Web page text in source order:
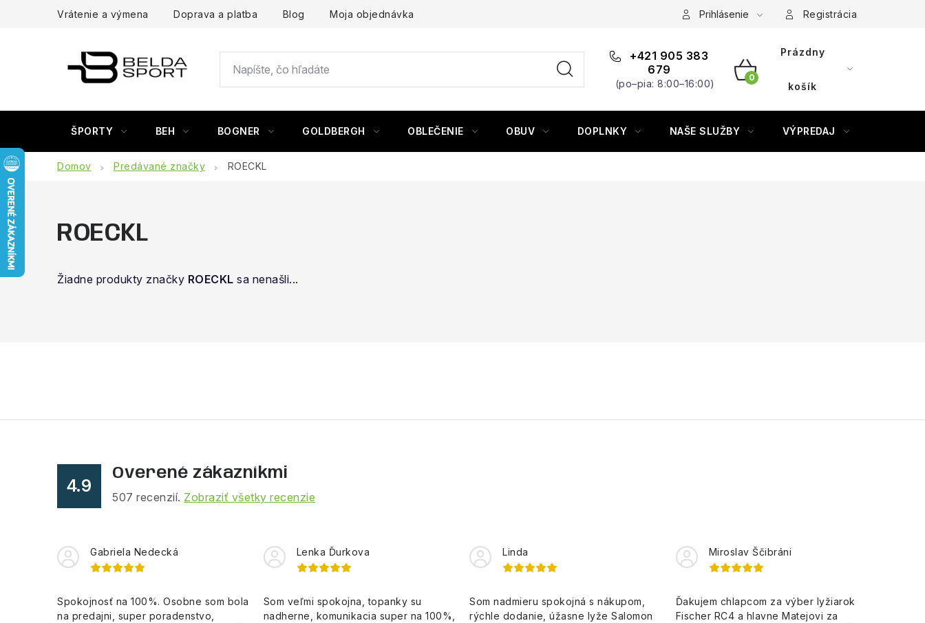
Vrátenie a výmena Doprava a platba Blog Moja objednávka Prihlásenie Registrácia
+421 905 383
679
(po–pia: 8:00–16:00) NÁKUPNÝ
Prázdny
košík
ŠPORTY BEH BOGNER GOLDBERGH OBLEČENIE OBUV DOPLNKY NAŠE SLUŽBY VÝPREDAJ
Domov Predávané značky ROECKL
ROECKL
Žiadne produkty značky ROECKL sa nenašli...
4.9
Overené zákazníkmi
507 recenzií. Zobraziť všetky recenzie
Gabriela Nedecká
Spokojnosť na 100%. Osobne som bola
na predajni, super poradenstvo,
Lenka Ďurkova
Som veľmi spokojna, topanky su
nadherne, komunikacia super na 100%,
Linda
Som nadmieru spokojná s nákupom,
rýchle dodanie, úžasne lyže Salomon
Miroslav Ščibráni
Ďakujem chlapcom za výber lyžiarok
Fischer RC4 a hlavne Matejovi za